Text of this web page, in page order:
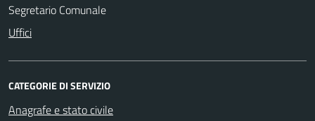
Segretario Comunale
Uffici
CATEGORIE DI SERVIZIO
Anagrafe e stato civile